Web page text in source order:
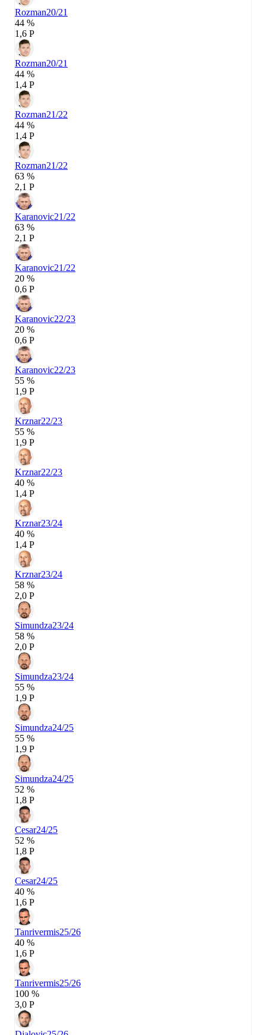
Rozman20/21
44 %
1,6 P
Rozman20/21
44 %
1,4 P
Rozman21/22
44 %
1,4 P
Rozman21/22
63 %
2,1 P
Karanovic21/22
63 %
2,1 P
Karanovic21/22
20 %
0,6 P
Karanovic22/23
20 %
0,6 P
Karanovic22/23
55 %
1,9 P
Krznar22/23
55 %
1,9 P
Krznar22/23
40 %
1,4 P
Krznar23/24
40 %
1,4 P
Krznar23/24
58 %
2,0 P
Simundza23/24
58 %
2,0 P
Simundza23/24
55 %
1,9 P
Simundza24/25
55 %
1,9 P
Simundza24/25
52 %
1,8 P
Cesar24/25
52 %
1,8 P
Cesar24/25
40 %
1,6 P
Tanrivermis25/26
40 %
1,6 P
Tanrivermis25/26
100 %
3,0 P